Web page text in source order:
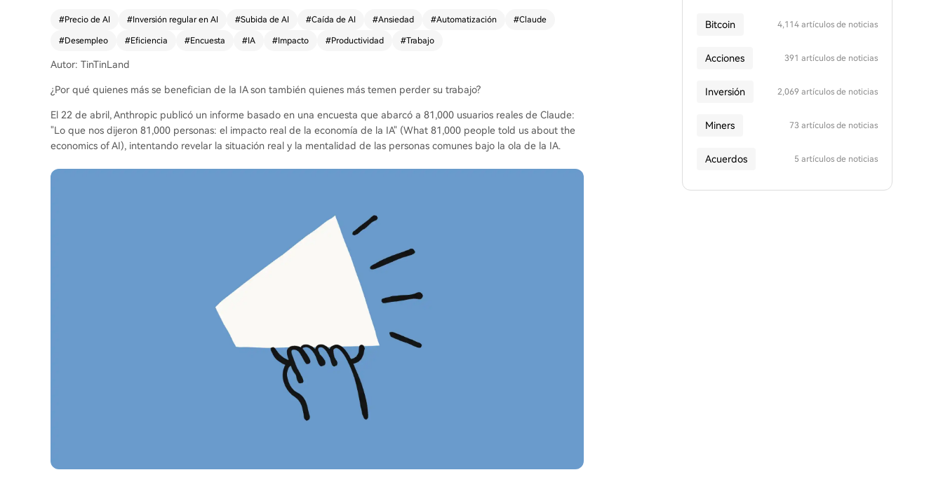
#Precio de AI #Inversión regular en AI #Subida de AI #Caída de AI #Ansiedad #Automatización #Claude
#Desempleo #Eficiencia #Encuesta #IA #Impacto #Productividad #Trabajo
Autor: TinTinLand
¿Por qué quienes más se benefician de la IA son también quienes más temen perder su trabajo?
El 22 de abril, Anthropic publicó un informe basado en una encuesta que abarcó a 81,000 usuarios reales de Claude:
"Lo que nos dijeron 81,000 personas: el impacto real de la economía de la IA" (What 81,000 people told us about the
economics of AI), intentando revelar la situación real y la mentalidad de las personas comunes bajo la ola de la IA.
Bitcoin 4,114 artículos de noticias
Acciones 391 artículos de noticias
Inversión 2,069 artículos de noticias
Miners 73 artículos de noticias
Acuerdos 5 artículos de noticias